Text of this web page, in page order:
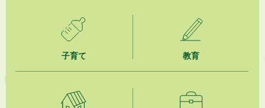
市民の勇気ある応急手当に感謝状を贈呈しました
「水道カルテ」の公表について
子育て 教育